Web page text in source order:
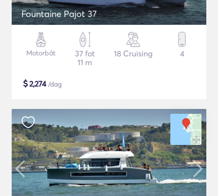
Fountaine Pajot 37
Motorbåt
37 fot
11 m
18 Cruising 4
$2,274/dag